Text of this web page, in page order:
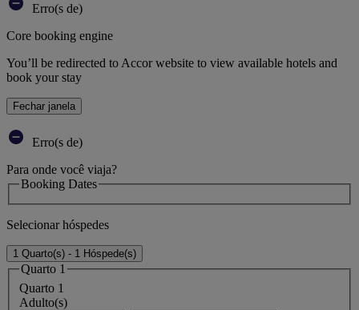
Erro(s de)
Core booking engine
You’ll be redirected to Accor website to view available hotels and
book your stay
Fechar janela
Erro(s de)
Para onde você viaja?
Booking Dates
Selecionar hóspedes
1 Quarto(s) - 1 Hóspede(s)
Quarto 1
Quarto 1
Adulto(s)